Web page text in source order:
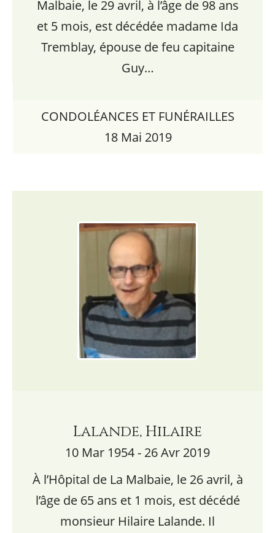
Malbaie, le 29 avril, à l’âge de 98 ans
et 5 mois, est décédée madame Ida
Tremblay, épouse de feu capitaine
Guy…
CONDOLÉANCES ET FUNÉRAILLES
18 Mai 2019
Lalande, Hilaire
10 Mar 1954 - 26 Avr 2019
À l’Hôpital de La Malbaie, le 26 avril, à
l’âge de 65 ans et 1 mois, est décédé
monsieur Hilaire Lalande. Il